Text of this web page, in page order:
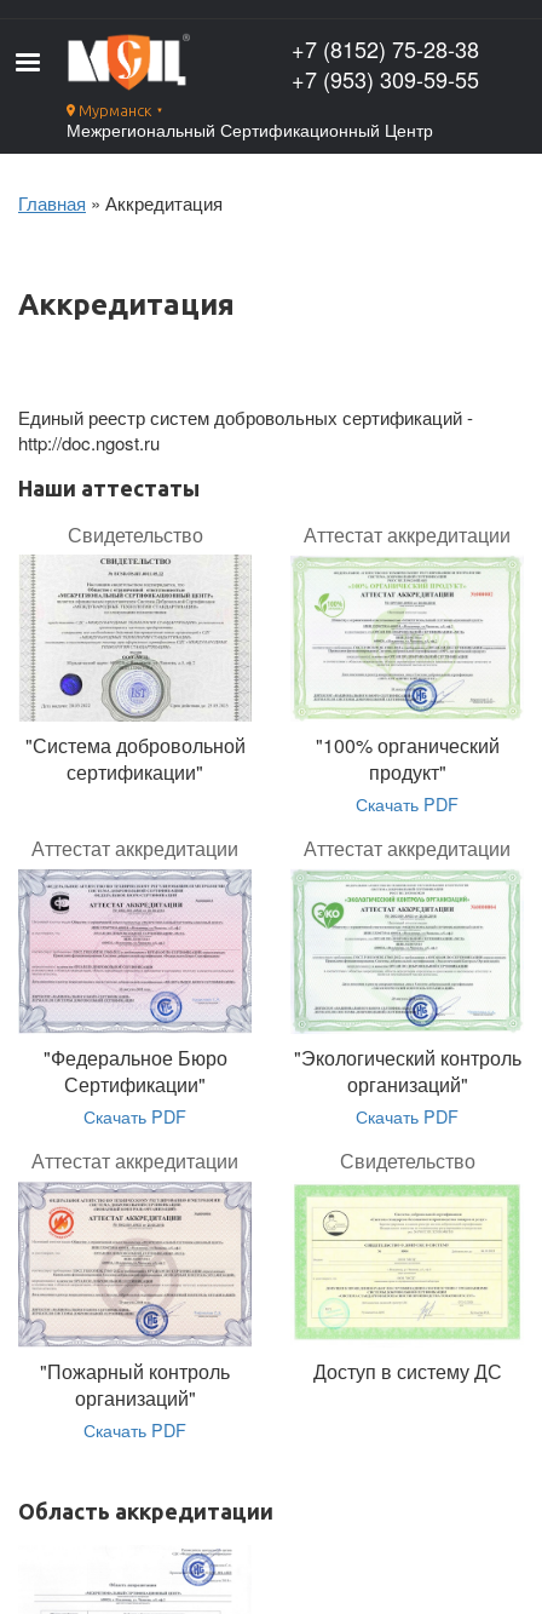
основному
содержанию
Мурманск ▼
Межрегиональный Сертификационный Центр
+7 (8152) 75-28-38
+7 (953) 309-59-55
Главная Аккредитация
Аккредитация
Единый реестр систем добровольных сертификаций -
http://doc.ngost.ru
Наши аттестаты
Свидетельство
"Система добровольной
сертификации"
Аттестат аккредитации
"100% органический
продукт"
Скачать PDF
Аттестат аккредитации
"Федеральное Бюро
Сертификации"
Скачать PDF
Аттестат аккредитации
"Экологический контроль
организаций"
Скачать PDF
Аттестат аккредитации
"Пожарный контроль
организаций"
Скачать PDF
Свидетельство
Доступ в систему ДС
Область аккредитации